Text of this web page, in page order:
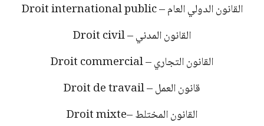
Droit international public –القانون الدولي العام
Droit civil –القانون المدني
Droit commercial –القانون التجاري
Droit de travail –قانون العمل
Droit mixte–القانون المختلط